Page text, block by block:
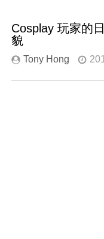
Cosplay 玩家的
貌
Tony Hong